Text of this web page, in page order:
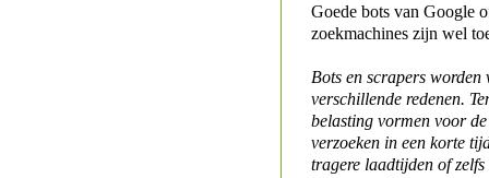
Goede bots van Google
zoekmachines zijn wel
Bots en scrapers worden
verschillende redenen.
belasting vormen voor
verzoeken in een korte
tragere laadtijden of